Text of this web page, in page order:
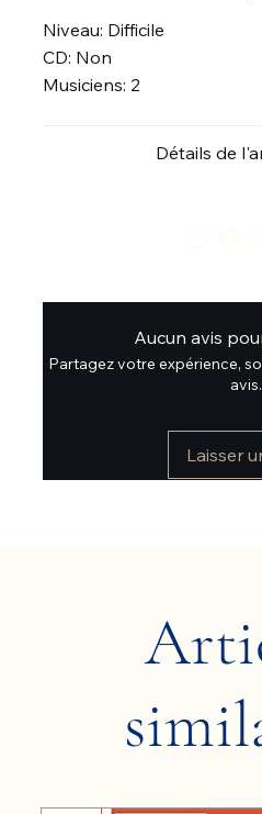
Niveau: Difficile
CD: Non
Musiciens: 2
Détails de
Aucun avis
Partagez votre expérience,
avis.
Laisser